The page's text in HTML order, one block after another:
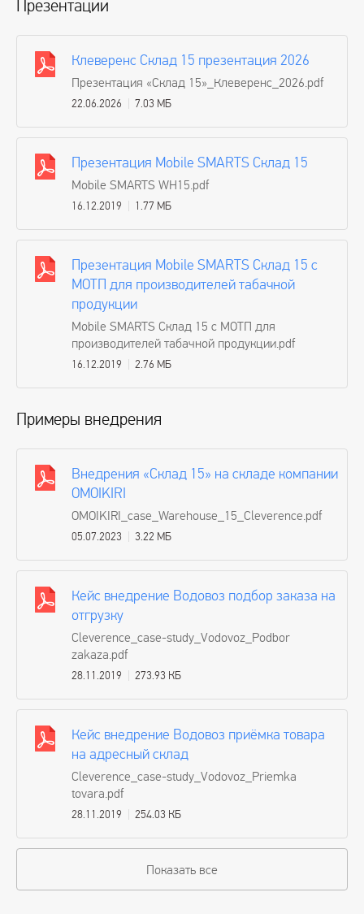
Презентации
Клеверенс Cклад 15 презентация 2026
Презентация «Cклад 15»_Клеверенс_2026.pdf
22.06.2026 7.03 МБ
Презентация Mobile SMARTS Склад 15
Mobile SMARTS WH15.pdf
16.12.2019 1.77 МБ
Презентация Mobile SMARTS Склад 15 с
МОТП для производителей табачной
продукции
Mobile SMARTS Склад 15 с МОТП для
производителей табачной продукции.pdf
16.12.2019 2.76 МБ
Примеры внедрения
Внедрения «Склад 15» на складе компании
OMOIKIRI
OMOIKIRI_case_Warehouse_15_Cleverence.pdf
05.07.2023 3.22 МБ
Кейс внедрение Водовоз подбор заказа на
отгрузку
Cleverence_case-study_Vodovoz_Podbor
zakaza.pdf
28.11.2019 273.93 КБ
Кейс внедрение Водовоз приёмка товара
на адресный склад
Cleverence_case-study_Vodovoz_Priemka
tovara.pdf
28.11.2019 254.03 КБ
Показать все